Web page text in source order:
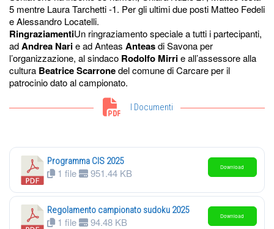
5 mentre Laura Tarchetti -1. Per gli ultimi due posti Matteo Fedeli
e Alessandro Locatelli.
RingraziamentiUn ringraziamento speciale a tutti i partecipanti,
adAndrea Narie ad Anteas Anteasdi Savona per
l’organizzazione, al sindaco Rodolfo Mirrie all’assessore alla
cultura Beatrice Scarronedel comune di Carcare per il
patrocinio dato al campionato.
I Documenti
Programma CIS 2025
1 file 951.44 KB Download
Regolamento campionato sudoku 2025
1 file 94.48 KB Download